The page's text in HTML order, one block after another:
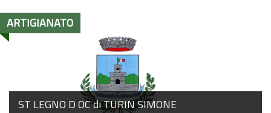
ARTIGIANATO
ST LEGNO D OC di TURIN SIMONE